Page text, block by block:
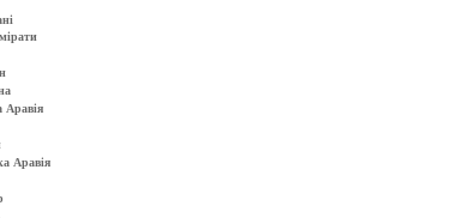
Аравія
Аравія